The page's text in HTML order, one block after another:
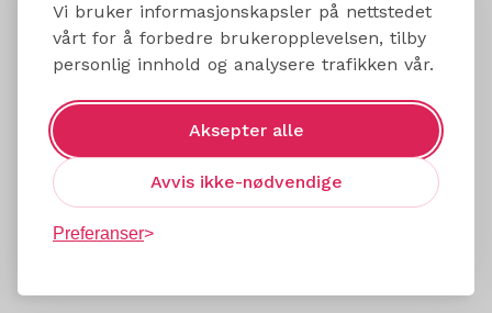
Vi bruker informasjonskapsler på nettstedet
vårt for å forbedre brukeropplevelsen, tilby
personlig innhold og analysere trafikken vår.
Aksepter alle
Avvis ikke-nødvendige
Preferanser